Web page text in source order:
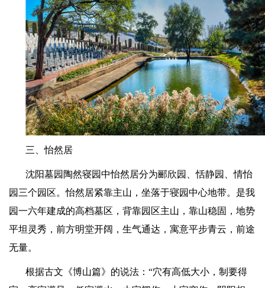
三、怡然居
沈阳墓园 陶然寝园中怡然居分为郦欣园、恬静园、情怡
园三个园区。怡然居紧靠主山，坐落于寝园中心地带。是我
园一六年建成的高档墓区，背靠园区主山，靠山稳固，地势
平坦灵秀，前方明堂开阔，生气通达，寓意平步青云，前途
无量。
根据古文《博山篇》的说法： “穴有高低大小，制要得